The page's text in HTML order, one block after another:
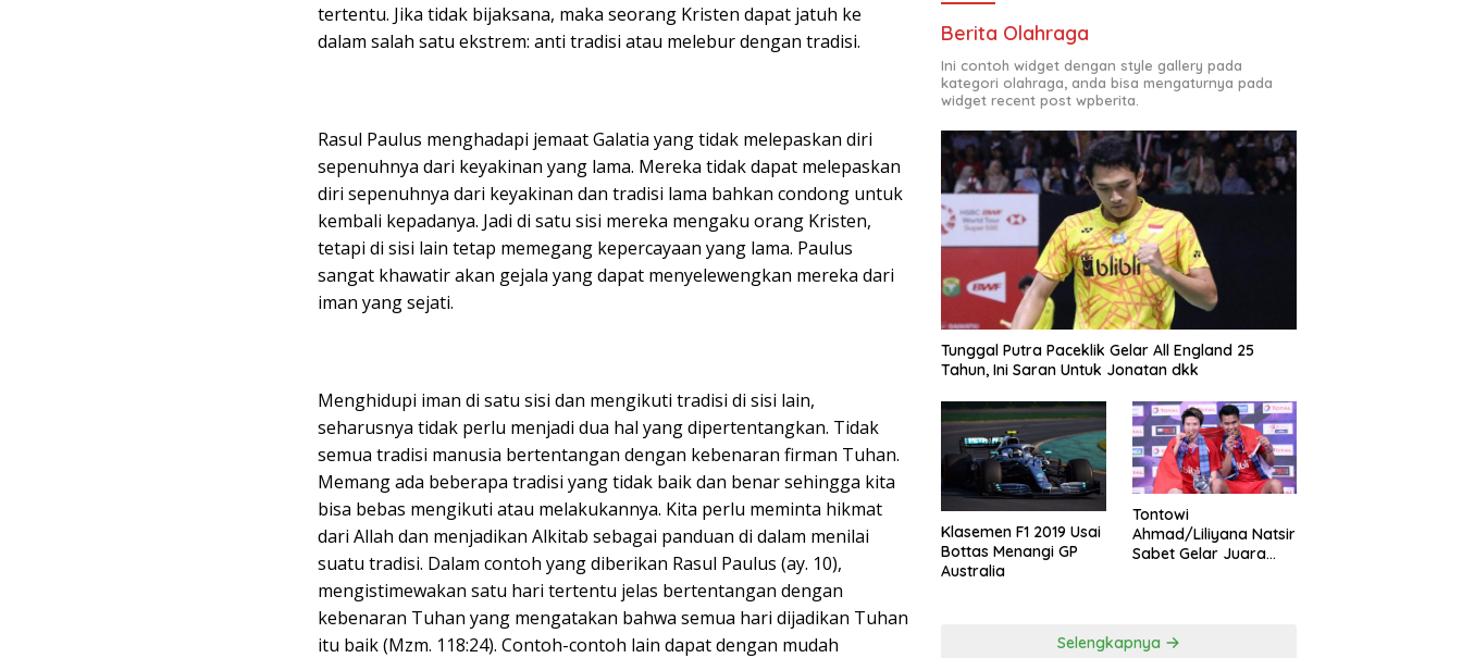
tertentu. Jika tidak bijaksana, maka seorang Kristen dapat jatuh ke
dalam salah satu ekstrem: anti tradisi atau melebur dengan tradisi.
Rasul Paulus menghadapi jemaat Galatia yang tidak melepaskan diri
sepenuhnya dari keyakinan yang lama. Mereka tidak dapat melepaskan
diri sepenuhnya dari keyakinan dan tradisi lama bahkan condong untuk
kembali kepadanya. Jadi di satu sisi mereka mengaku orang Kristen,
tetapi di sisi lain tetap memegang kepercayaan yang lama. Paulus
sangat khawatir akan gejala yang dapat menyelewengkan mereka dari
iman yang sejati.
Menghidupi iman di satu sisi dan mengikuti tradisi di sisi lain,
seharusnya tidak perlu menjadi dua hal yang dipertentangkan. Tidak
semua tradisi manusia bertentangan dengan kebenaran firman Tuhan.
Memang ada beberapa tradisi yang tidak baik dan benar sehingga kita
bisa bebas mengikuti atau melakukannya. Kita perlu meminta hikmat
dari Allah dan menjadikan Alkitab sebagai panduan di dalam menilai
suatu tradisi. Dalam contoh yang diberikan Rasul Paulus (ay. 10),
mengistimewakan satu hari tertentu jelas bertentangan dengan
kebenaran Tuhan yang mengatakan bahwa semua hari dijadikan Tuhan
itu baik (Mzm. 118:24). Contoh-contoh lain dapat dengan mudah
Berita Olahraga
Ini contoh widget dengan style gallery pada
kategori olahraga, anda bisa mengaturnya pada
widget recent post wpberita.
Tunggal Putra Paceklik Gelar All England 25
Tahun, Ini Saran Untuk Jonatan dkk
Klasemen F1 2019 Usai
Bottas Menangi GP
Australia
Tontowi
Ahmad/Liliyana Natsir
Sabet Gelar Juara
Selengkapnya